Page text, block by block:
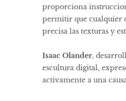
proporciona
permitir que cualquier
precisa las texturas y
Isaac Olander,
escultura digital,
activamente a una